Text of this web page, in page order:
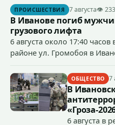
сумму более 4,4 млн рублей
ПРОИСШЕСТВИЯ 7 августа👁
В Иванове погиб
грузового лифта
6 августа около 17:40
районе ул. Громобоя в
ОБЩЕСТВО 7
В
«Гроза-
6 августа в